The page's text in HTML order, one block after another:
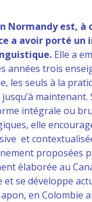
Normandy est, à
a avoir porté un
Elle a
années trois
les seuls à la
jusqu’à
intégrale ou
elle
et
proposées
élaborée au
et se développe
en Colombie